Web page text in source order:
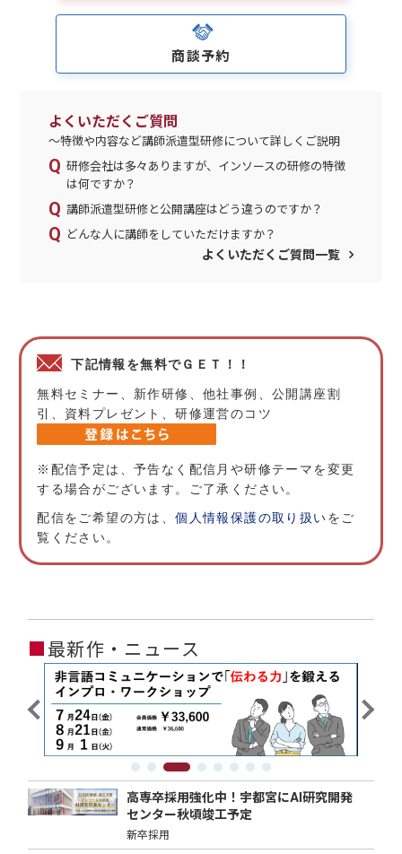
商談予約
よくいただくご質問
～特徴や内容など講師派遣型研修について詳しくご説明
研修会社は多々ありますが、インソースの研修の特徴
は何ですか？
講師派遣型研修と公開講座はどう違うのですか？
どんな人に講師をしていただけますか？
よくいただくご質問一覧
下記情報を無料でＧＥＴ！！
無料セミナー、新作研修、他社事例、公開講座割
引、資料プレゼント、研修運営のコツ
※配信予定は、予告なく配信月や研修テーマを変更
する場合がございます。ご了承ください。
配信をご希望の方は、個人情報保護の取り扱いをご
覧ください。
■最新作・ニュース
高専卒採用強化中！宇都宮にAI研究開発
センター秋頃竣工予定
新卒採用